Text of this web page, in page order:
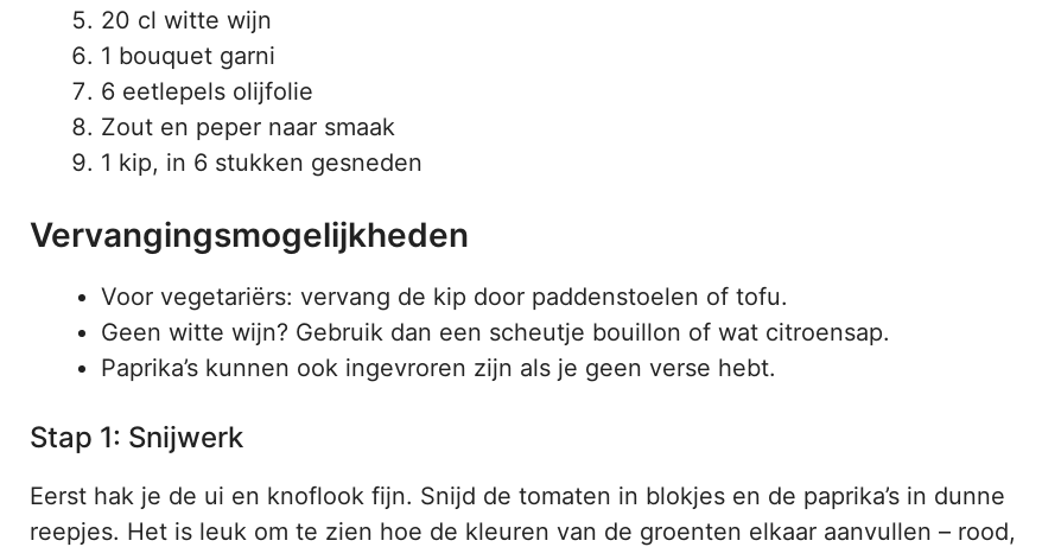
20 cl witte wijn
1 bouquet garni
6 eetlepels olijfolie
Zout en peper naar smaak
1 kip, in 6 stukken gesneden
Vervangingsmogelijkheden
Voor vegetariërs: vervang de kip door paddenstoelen of tofu.
Geen witte wijn? Gebruik dan een scheutje bouillon of wat citroensap.
Paprika’s kunnen ook ingevroren zijn als je geen verse hebt.
Stap 1: Snijwerk
Eerst hak je de ui en knoflook fijn. Snijd de tomaten in blokjes en de paprika’s in dunne
reepjes. Het is leuk om te zien hoe de kleuren van de groenten elkaar aanvullen – rood,